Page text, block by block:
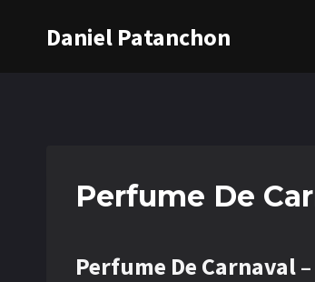
Daniel Patanchon
Perfume De
Perfume De Carnaval